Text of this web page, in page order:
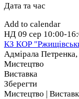
Музей працює: з 9
вівторок.
Дата та час
Add to calendar
НД 09 сер 10:00-
КЗ КОР
Адмірала
Мистецтво
Виставка
Зберегти
Мистецтво |